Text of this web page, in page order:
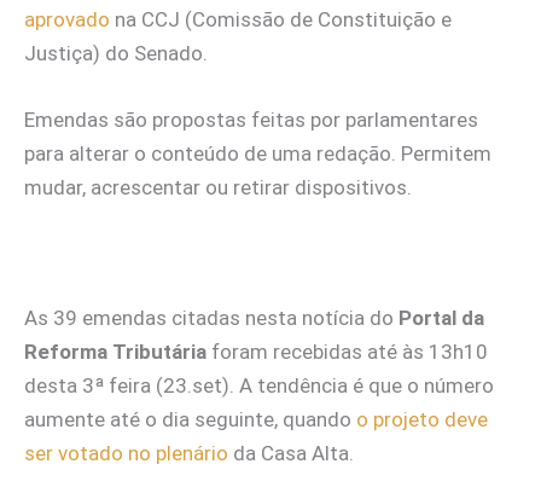
aprovado na CCJ (Comissão de Constituição e
Justiça) do Senado.
Emendas são propostas feitas por parlamentares
para alterar o conteúdo de uma redação. Permitem
mudar, acrescentar ou retirar dispositivos.
As 39 emendas citadas nesta notícia do Portal da
Reforma Tributária foram recebidas até às 13h10
desta 3ª feira (23.set). A tendência é que o número
aumente até o dia seguinte, quando o projeto deve
ser votado no plenário da Casa Alta.